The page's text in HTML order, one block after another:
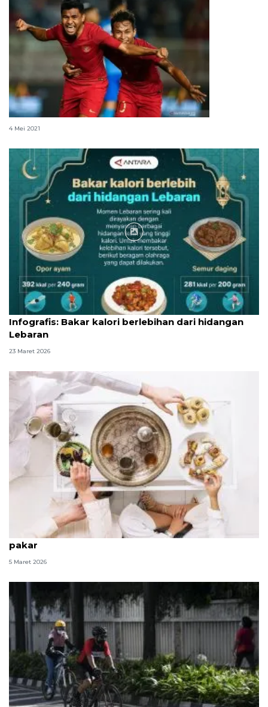
Asnawi tetap puasa saat latihan di Korsel
4 Mei 2021
Infografik
Infografis: Bakar kalori berlebihan dari hidangan
Lebaran
23 Maret 2026
Kiat jaga nutrisi dan olahraga saat puasa menurut
pakar
5 Maret 2026